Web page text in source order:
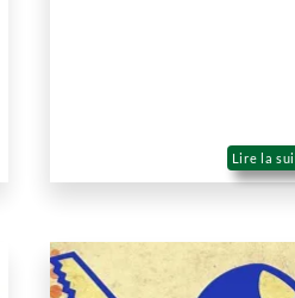
Lire la